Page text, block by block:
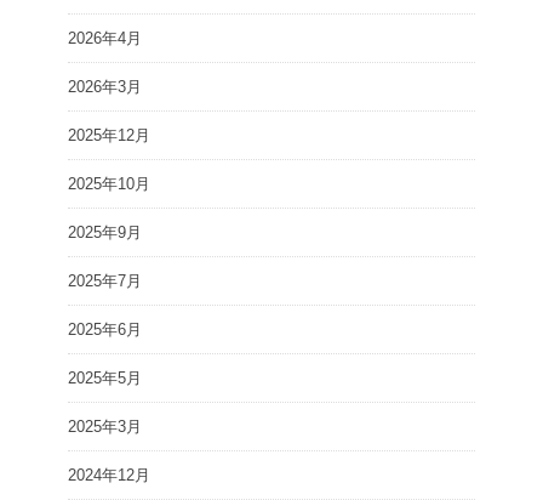
2026年4月
2026年3月
2025年12月
2025年10月
2025年9月
2025年7月
2025年6月
2025年5月
2025年3月
2024年12月